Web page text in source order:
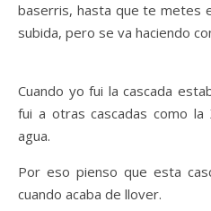
baserris, hasta que te metes
subida, pero se va haciendo
Cuando yo fui la cascada
fui a otras cascadas como la
agua.
Por eso pienso que esta
cuando acaba de llover.